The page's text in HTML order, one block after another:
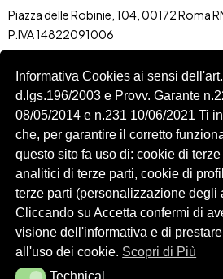
Informativa Cookies ai sensi
d.lgs.196/2003 e Provv. Garante
08/05/2014 e n.231 10/06/2021 Ti
che, per garantire il corretto
questo sito fa uso di: cookie di
analitici di terze parti, cookie di
terze parti (personalizzazione degli
Cliccando su Accetta confermi di
visione dell'informativa e di
all'uso dei cookie. Scopri di Più
Technical
Piazza delle Robinie, 104, 00172 Roma
P.IVA 14822091006
N.REA: RM-1548401
C.SOCIALE: €10,00
334 918 4321
Shop
Shop
Donna
Bambini
Accessori
Profilo
Ordini
Wishlist